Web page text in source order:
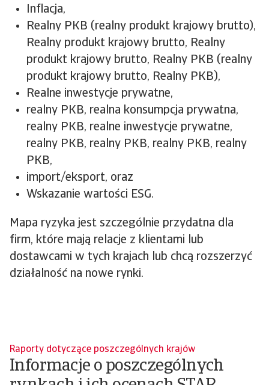
Inflacja,
Realny PKB (realny produkt krajowy brutto),
Realny produkt krajowy brutto, Realny
produkt krajowy brutto, Realny PKB (realny
produkt krajowy brutto, Realny PKB),
Realne inwestycje prywatne,
realny PKB, realna konsumpcja prywatna,
realny PKB, realne inwestycje prywatne,
realny PKB, realny PKB, realny PKB, realny
PKB,
import/eksport, oraz
Wskazanie wartości ESG.
Mapa ryzyka jest szczególnie przydatna dla
firm, które mają relacje z klientami lub
dostawcami w tych krajach lub chcą rozszerzyć
działalność na nowe rynki.
Raporty dotyczące poszczególnych krajów
Informacje o poszczególnych